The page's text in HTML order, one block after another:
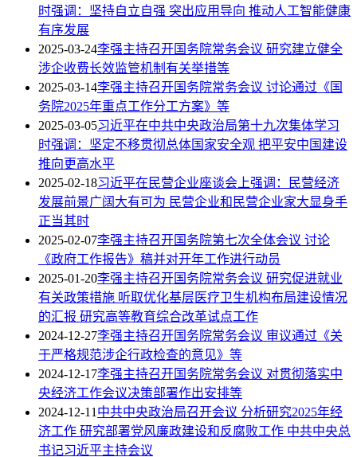
时强调：坚持自立自强 突出应用导向 推动人工智能健康
有序发展
2025-03-24李强主持召开国务院常务会议 研究建立健全
涉企收费长效监管机制有关举措等
2025-03-14李强主持召开国务院常务会议 讨论通过《国
务院2025年重点工作分工方案》等
2025-03-05习近平在中共中央政治局第十九次集体学习
时强调：坚定不移贯彻总体国家安全观 把平安中国建设
推向更高水平
2025-02-18习近平在民营企业座谈会上强调：民营经济
发展前景广阔大有可为 民营企业和民营企业家大显身手
正当其时
2025-02-07李强主持召开国务院第七次全体会议 讨论
《政府工作报告》稿并对开年工作进行动员
2025-01-20李强主持召开国务院常务会议 研究促进就业
有关政策措施 听取优化基层医疗卫生机构布局建设情况
的汇报 研究高等教育综合改革试点工作
2024-12-27李强主持召开国务院常务会议 审议通过《关
于严格规范涉企行政检查的意见》等
2024-12-17李强主持召开国务院常务会议 对贯彻落实中
央经济工作会议决策部署作出安排等
2024-12-11中共中央政治局召开会议 分析研究2025年经
济工作 研究部署党风廉政建设和反腐败工作 中共中央总
书记习近平主持会议